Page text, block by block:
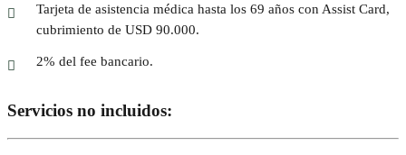
Tarjeta de asistencia médica hasta los 69 años con Assist Card,
cubrimiento de USD 90.000.
2% del fee bancario.
Servicios no incluidos: